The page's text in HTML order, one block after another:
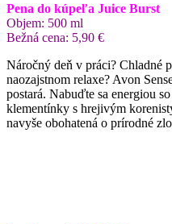
Pena do kúpeľa Juice Burst
Objem: 500 ml
Bežná cena: 5,90 €
Náročný deň v práci? Chladné
naozajstnom relaxe? Avon
postará. Nabuďte sa energiou
klementínky s hrejivým
navyše obohatená o prírodné